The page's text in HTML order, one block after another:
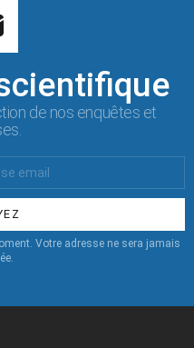
de nos enquêtes et
Votre adresse ne sera jamais